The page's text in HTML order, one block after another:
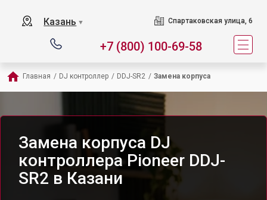
Казань ▼ Спартаковская улица, 6
+7 (800) 100-69-58
Главная / DJ контроллер / DDJ-SR2 / Замена корпуса
Замена корпуса DJ
контроллера Pioneer DDJ-
SR2 в Казани